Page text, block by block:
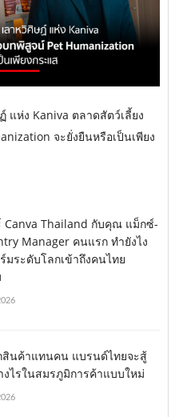
แห่ง Kaniva ตลาดสัตว์เลี้ยง
จะยั่งยืนหรือเป็นเพียง
Canva Thailand กับคุณ แม็กซ์-
Manager คนแรก ทำยังไง
มระดับโลกเข้าถึงคนไทย
สินค้าแทนคน แบรนด์ไทยจะสู้
งไรในสมรภูมิการค้าแบบใหม่